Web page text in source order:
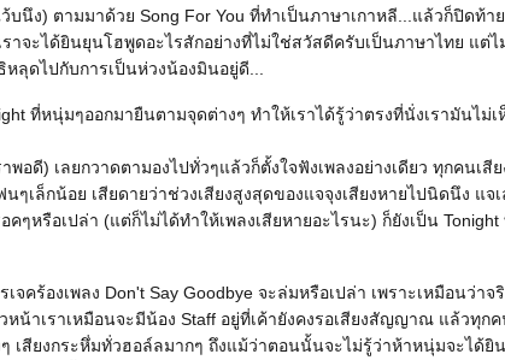
บนึง) ตามมาด้วย Song For You ที่ทำเป็นภาษาเกาหลี...แล้วก็ปิดท้า
าจะได้ยินยุนโฮพูดอะไรสักอย่างที่ไม่ใช่สวัสดีครับเป็นภาษาไทย แต่ไ
ลุดไปกับการเป็นห่วงน้องมินอยู่ดี...
ที่หนุ่มๆออกมายืนตามจุดต่างๆ ทำให้เราได้รู้ว่าตรงที่นั่งเรามันไม่เ
อดี) เลยกวาดตามองไปทั่วๆแล้วก็ตั้งใจฟังเพลงอย่างเดียว ทุกคนเสีย
เล็กน้อย เสียดายว่าช่วงเสียงสูงสุดของแจจุงเสียงหายไปนิดนึง แจ
คๆหรือเปล่า (แต่ก็ไม่ได้ทำให้เพลงเสียหายอะไรนะ) ก็ยังเป็น
จคร้องเพลง Don't Say Goodbye จะล่มหรือเปล่า เพราะเหมือนว่าจ
หน้าเราเหมือนจะมีน้อง Staff อยู่ที่เค้ายังคงรอเสียงสัญญาณ แล้วทุก
เสียงกระหึ่มทั่วฮอล์ลมากๆ ถึงแม้ว่าตอนนั้นจะไม่รู้ว่าห้าหนุ่มจะได้ยิ